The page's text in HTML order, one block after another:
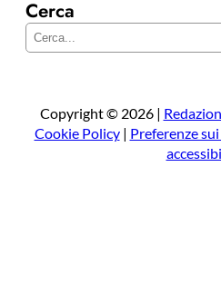
Cerca
e
a
Copyright © 2026 |
Cookie Policy| Preferenze